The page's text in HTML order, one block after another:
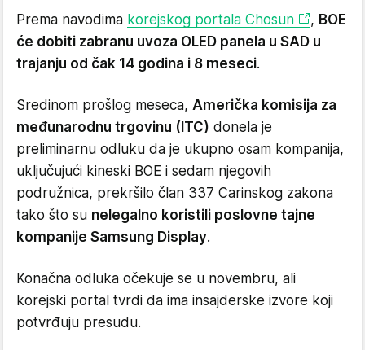
Prema navodima korejskog portala Chosun , BOE
će dobiti zabranu uvoza OLED panela u SAD u
trajanju od čak 14 godina i 8 meseci.
Sredinom prošlog meseca, Američka komisija za
međunarodnu trgovinu (ITC) donela je
preliminarnu odluku da je ukupno osam kompanija,
uključujući kineski BOE i sedam njegovih
podružnica, prekršilo član 337 Carinskog zakona
tako što su nelegalno koristili poslovne tajne
kompanije Samsung Display.
Konačna odluka očekuje se u novembru, ali
korejski portal tvrdi da ima insajderske izvore koji
potvrđuju presudu.